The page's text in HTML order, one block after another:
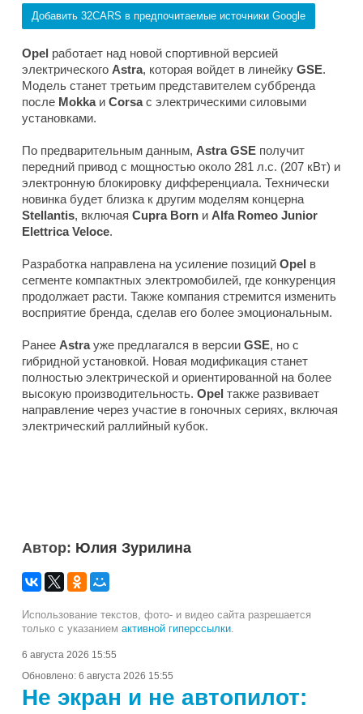
Добавить 32CARS в предпочитаемые источники Google
Opel работает над новой спортивной версией
электрического Astra, которая войдет в линейку GSE.
Модель станет третьим представителем суббренда
после Mokkaи Corsaс электрическими силовыми
установками.
По предварительным данным, Astra GSE получит
передний привод с мощностью около 281 л.с. (207 кВт) и
электронную блокировку дифференциала. Технически
новинка будет близка к другим моделям концерна
Stellantis, включая Cupra Born и Alfa Romeo Junior
Elettrica Veloce.
Разработка направлена на усиление позиций Opel в
сегменте компактных электромобилей, где конкуренция
продолжает расти. Также компания стремится изменить
восприятие бренда, сделав его более эмоциональным.
Ранее Astraуже предлагался в версии GSE, но с
гибридной установкой. Новая модификация станет
полностью электрической и ориентированной на более
высокую производительность. Opel также развивает
направление через участие в гоночных сериях, включая
электрический раллийный кубок.
Автор: Юлия Зурилина
Использование текстов, фото- и видео сайта разрешается
только с указанием активной гиперссылки.
6 августа 2026 15:55
Обновлено: 6 августа 2026 15:55
Не экран и не автопилот: